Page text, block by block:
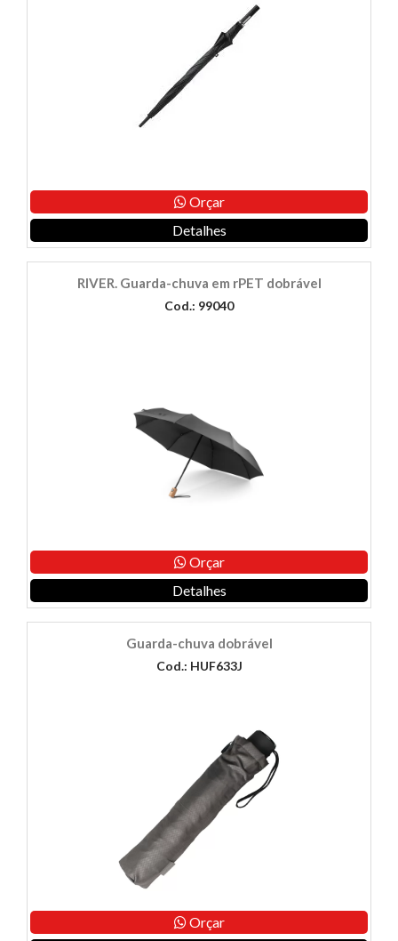
Orçar
Detalhes
RIVER. Guarda-chuva em rPET dobrável
Cod.: 99040
Orçar
Detalhes
Guarda-chuva dobrável
Cod.: HUF633J
Orçar